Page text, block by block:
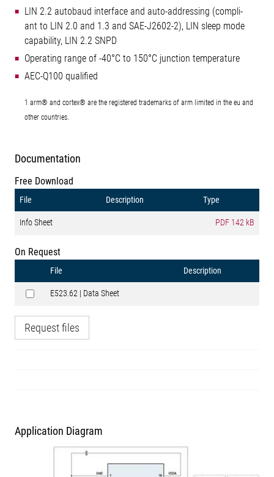
LIN 2.2 autobaud interface and auto-addressing (compli-
ant to LIN 2.0 and 1.3 and SAE-J2602-2), LIN sleep mode
capability, LIN 2.2 SNPD
Operating range of -40°C to 150°C junction temperature
AEC-Q100 qualified
1 arm® and cortex® are the registered trademarks of arm limited in the eu and
other countries.
Documentation
Free Download
File Description Type
Info Sheet PDF 142 kB
On Request
File Description
E523.62 | Data Sheet
Request files
Application Diagram